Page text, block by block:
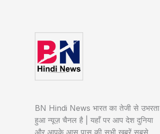
BN Hindi News भारत का तेजी से उभरता
हुआ न्यूज़ चैनल है | यहाँ पर आप देश दुनिया